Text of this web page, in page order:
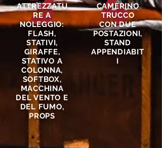
ATTREZZATU
RE A
NOLEGGIO:
FLASH,
STATIVI,
GIRAFFE,
STATIVO A
COLONNA,
SOFTBOX,
MACCHINA
DEL VENTO E
DEL FUMO,
PROPS
CAMERINO
TRUCCO
CON DUE
POSTAZIONI,
STAND
APPENDIABIT
I